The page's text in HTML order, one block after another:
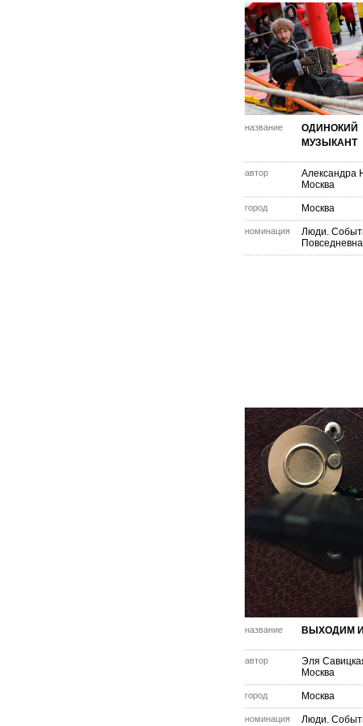
название
ОДИНОКИЙ
МУЗЫКАНТ
автор
Александра
Москва
город Москва
номинация
Люди.
название ВЫХОДИМ
автор
Эля
Москва
город Москва
номинация
Люди.